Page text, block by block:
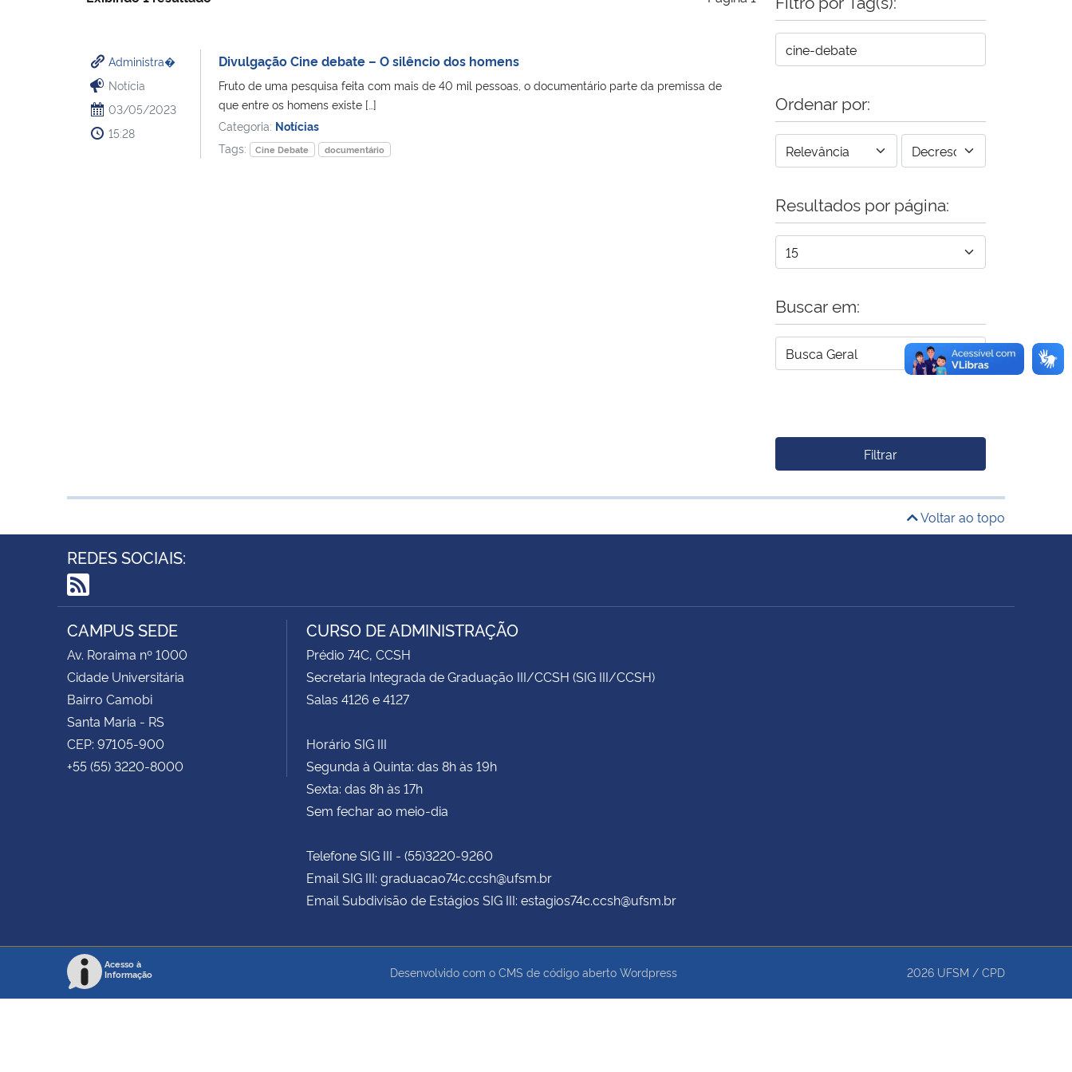
Administra�
Notícia
03/05/2023
15:28
Divulgação Cine debate – O silêncio dos homens
Fruto de uma pesquisa feita com mais de 40 mil pessoas, o documentário parte da premissa de
que entre os homens existe […]
Categoria: Notícias
Tags:
Cine Debate documentário
Ordenar por:
Resultados por página:
Buscar em:
Filtrar
Voltar ao topo
REDES SOCIAIS:
RSS
CAMPUS SEDE
Av. Roraima nº 1000
Cidade Universitária
Bairro Camobi
Santa Maria - RS
CEP: 97105-900
+55 (55) 3220-8000
CURSO DE ADMINISTRAÇÃO
Prédio 74C, CCSH
Secretaria Integrada de Graduação III/CCSH (SIG III/CCSH)
Salas 4126 e 4127
Horário SIG III
Segunda à Quinta: das 8h às 19h
Sexta: das 8h às 17h
Sem fechar ao meio-dia
Telefone SIG III - (55)3220-9260
Email SIG III: graduacao74c.ccsh@ufsm.br
Email Subdivisão de Estágios SIG III: estagios74c.ccsh@ufsm.br
Acesso à
Informação
Desenvolvido com o CMS de código aberto Wordpress 2026 UFSM / CPD